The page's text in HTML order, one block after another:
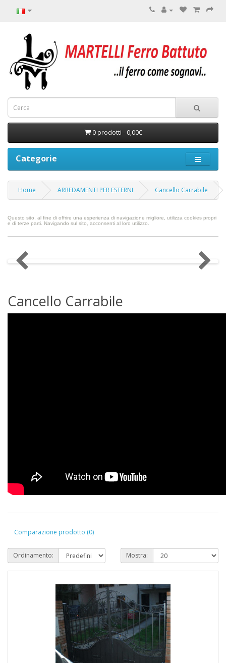
0 prodotti - 0,00€
Categorie
Home ARREDAMENTI PER ESTERNI Cancello Carrabile
Questo sito, al fine di offrire una esperienza di navigazione migliore, utilizza cookies propri
e di terze parti. Navigando sul sito, acconsenti al loro utilizzo.
Cancello Carrabile
Comparazione prodotto (0)
Ordinamento: Mostra: